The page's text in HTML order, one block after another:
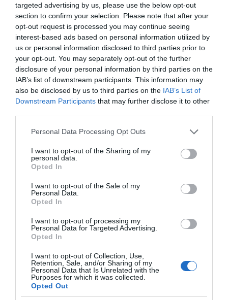
targeted advertising by us, please use the below opt-out
section to confirm your selection. Please note that after your
opt-out request is processed you may continue seeing
interest-based ads based on personal information utilized by
us or personal information disclosed to third parties prior to
your opt-out. You may separately opt-out of the further
disclosure of your personal information by third parties on the
IAB’s list of downstream participants. This information may
also be disclosed by us to third parties on the IAB’s List of
Downstream Participants that may further disclose it to other
Please note that this website/app uses one or more Google
not limited to your visit or usage behaviour. You may click to
grant or deny consent to Google and its third-party tags to
use your data for below specified purposes in below Google
consent section.
Personal Data Processing Opt Outs
I want to opt-out of the Sharing of my
personal data.
Opted In
I want to opt-out of the Sale of my
Personal Data.
Opted In
I want to opt-out of processing my
Personal Data for Targeted Advertising.
Opted In
I want to opt-out of Collection, Use,
Retention, Sale, and/or Sharing of my
Personal Data that Is Unrelated with the
Purposes for which it was collected.
Opted Out
της Ζωής μας
Οι άνθρωποι, οι αυθεντικές ιστορίες,
το ελληνικό καλοκαίρι και ένας
πολιτισμός που μας ενώνει κάθε μέρα.
Προβληματίζει το κύμα φυγής των συνταξιούχων
Αντίστροφη μέτρηση για το Μπέρμιγχαμ 2026:
Ιστορική ελληνική παρουσία στο Ευρωπαϊκό Στίβου
Η Ναυτιλία εκπέμπει «SOS»
Τι πρέπει να κάνετε σε περίπτωση που σας τσιμπήσει
μωβ μέδουσα
Πώς να κάνετε «smart spending» στις φετινές σας
διακοπές